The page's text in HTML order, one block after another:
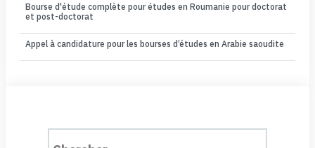
Bourse d'étude complète pour études en Roumanie pour doctorat
et post-doctorat
Appel à candidature pour les bourses d’études en Arabie saoudite